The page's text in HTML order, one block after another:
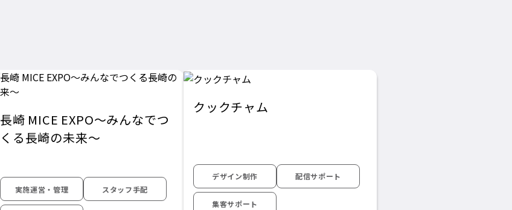
長崎 MICE EXPO～みんなでつ
くる長崎の未来～
実施運営・管理 スタッフ手配
クックチャム
デザイン制作 配信サポート
集客サポート